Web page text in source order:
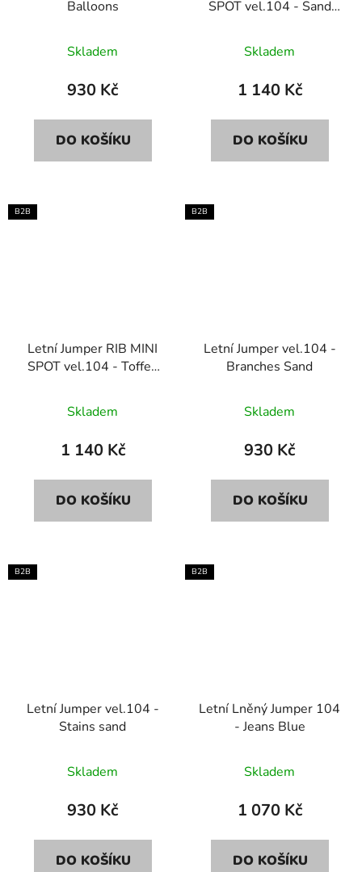
Balloons
Skladem
930 Kč
DO KOŠÍKU
SPOT vel.104 - Sand
Skladem
1 140 Kč
DO KOŠÍKU
B2B
Letní Jumper RIB MINI
SPOT vel.104 - Toffee
Skladem
1 140 Kč
DO KOŠÍKU
B2B
Letní Jumper vel.104 -
Branches Sand
Skladem
930 Kč
DO KOŠÍKU
B2B
Letní Jumper vel.104 -
Stains sand
Skladem
930 Kč
DO KOŠÍKU
B2B
Letní Lněný Jumper 104
- Jeans Blue
Skladem
1 070 Kč
DO KOŠÍKU